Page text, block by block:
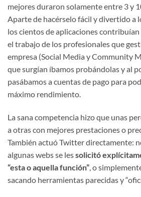
mejores duraron solamente entre 3 y
Aparte de hacérselo fácil y divertido a
los cientos de aplicaciones
el trabajo de los profesionales que
empresa (Social Media y Community
que surgían íbamos probándolas y al
pasábamos a cuentas de pago para
máximo rendimiento.
La sana competencia hizo que unas
a otras con mejores prestaciones o
También actuó Twitter directamente:
algunas webs se lessolicitó
“esta o aquella función”, o
sacando herramientas parecidas y